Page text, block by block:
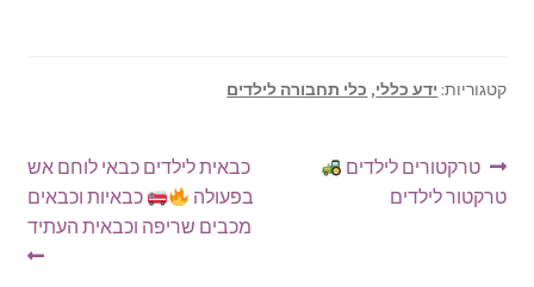
קטגוריות: ידע כללי, כלי תחבורה לילדים
ניווט
הפוסט
הקודם:
טרקטורים לילדים
טרקטור לילדים
הפוסט
הבא:
כבאית לילדים כבאי לוחם אש
בפעולה
כבאיות וכבאים
מכבים שריפה וכבאית העתיד